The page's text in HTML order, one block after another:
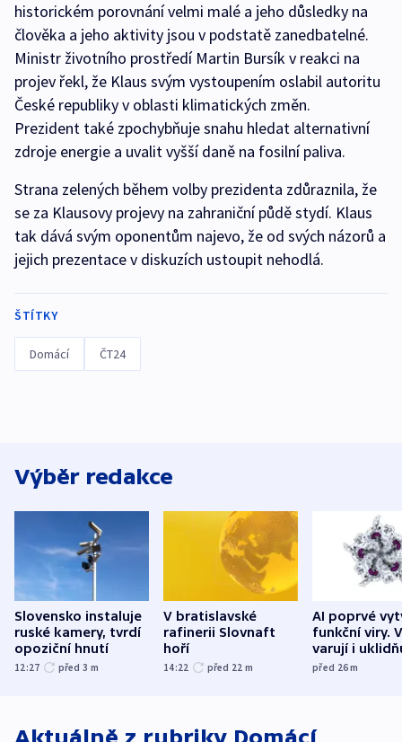
historickém porovnání velmi malé a jeho důsledky na
člověka a jeho aktivity jsou v podstatě zanedbatelné.
Ministr životního prostředí Martin Bursík v reakci na
projev řekl, že Klaus svým vystoupením oslabil autoritu
České republiky v oblasti klimatických změn.
Prezident také zpochybňuje snahu hledat alternativní
zdroje energie a uvalit vyšší daně na fosilní paliva.
Strana zelených během volby prezidenta zdůraznila, že
se za Klausovy projevy na zahraniční půdě stydí. Klaus
tak dává svým oponentům najevo, že od svých názorů a
jejich prezentace v diskuzích ustoupit nehodlá.
ŠTÍTKY
Domácí ČT24
Výběr redakce
Slovensko instaluje
ruské kamery, tvrdí
opoziční hnutí
12:27 před 3 m
V bratislavské
rafinerii Slovnaft
hoří
14:22 před 22 m
AI poprvé
funkční viry.
varují i
před 26m